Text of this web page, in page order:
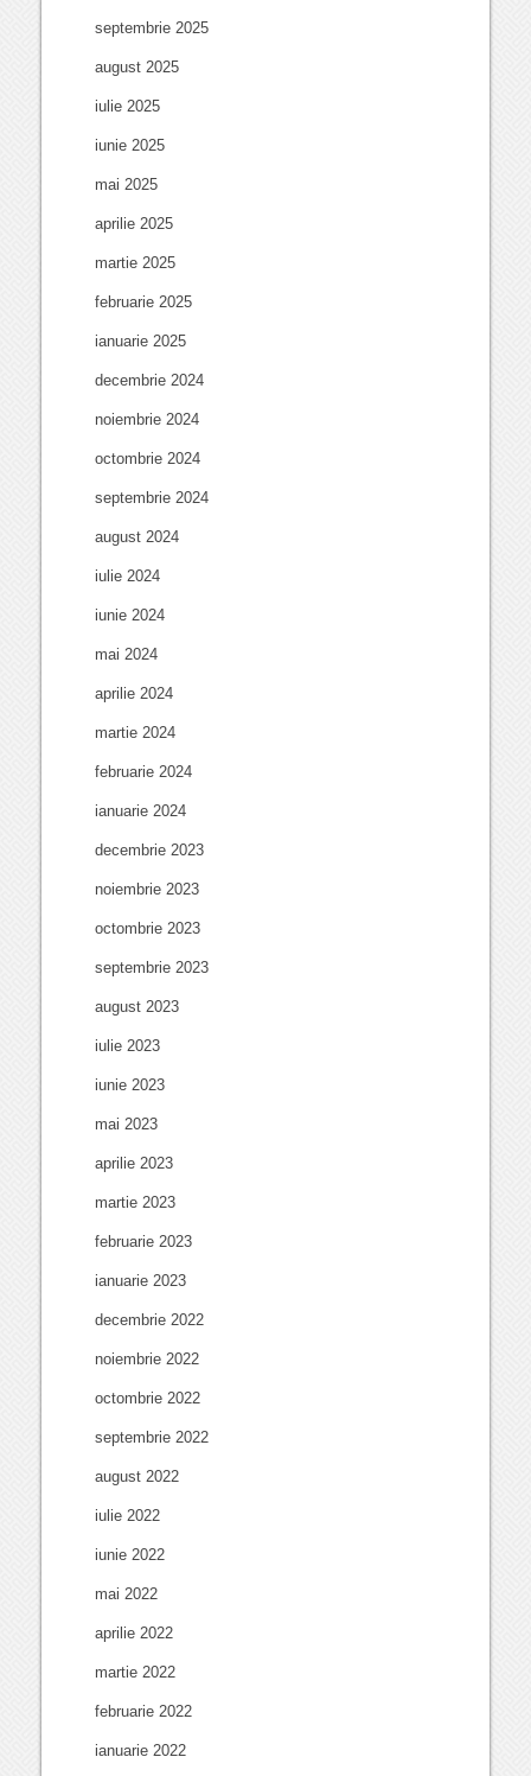
septembrie 2025
august 2025
iulie 2025
iunie 2025
mai 2025
aprilie 2025
martie 2025
februarie 2025
ianuarie 2025
decembrie 2024
noiembrie 2024
octombrie 2024
septembrie 2024
august 2024
iulie 2024
iunie 2024
mai 2024
aprilie 2024
martie 2024
februarie 2024
ianuarie 2024
decembrie 2023
noiembrie 2023
octombrie 2023
septembrie 2023
august 2023
iulie 2023
iunie 2023
mai 2023
aprilie 2023
martie 2023
februarie 2023
ianuarie 2023
decembrie 2022
noiembrie 2022
octombrie 2022
septembrie 2022
august 2022
iulie 2022
iunie 2022
mai 2022
aprilie 2022
martie 2022
februarie 2022
ianuarie 2022